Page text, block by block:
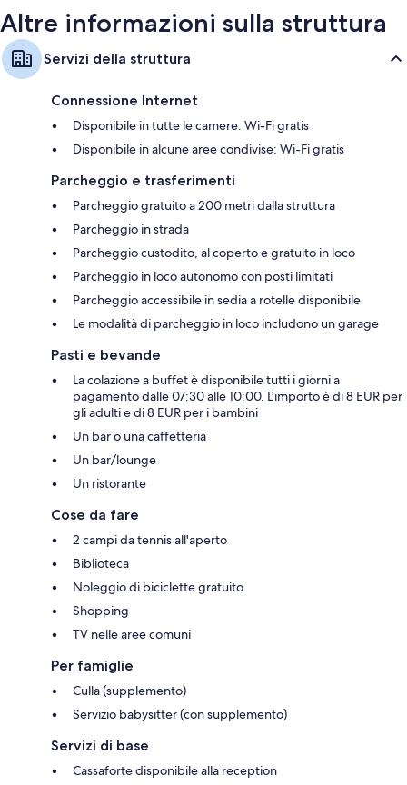
Altre informazioni sulla struttura
Servizi della struttura
Connessione Internet
Disponibile in tutte le camere: Wi-Fi gratis
Disponibile in alcune aree condivise: Wi-Fi gratis
Parcheggio e trasferimenti
Parcheggio gratuito a 200 metri dalla struttura
Parcheggio in strada
Parcheggio custodito, al coperto e gratuito in loco
Parcheggio in loco autonomo con posti limitati
Parcheggio accessibile in sedia a rotelle disponibile
Le modalità di parcheggio in loco includono un garage
Pasti e bevande
La colazione a buffet è disponibile tutti i giorni a
pagamento dalle 07:30 alle 10:00. L'importo è di 8 EUR per
gli adulti e di 8 EUR per i bambini
Un bar o una caffetteria
Un bar/lounge
Un ristorante
Cose da fare
2 campi da tennis all'aperto
Biblioteca
Noleggio di biciclette gratuito
Shopping
TV nelle aree comuni
Per famiglie
Culla (supplemento)
Servizio babysitter (con supplemento)
Servizi di base
Cassaforte disponibile alla reception